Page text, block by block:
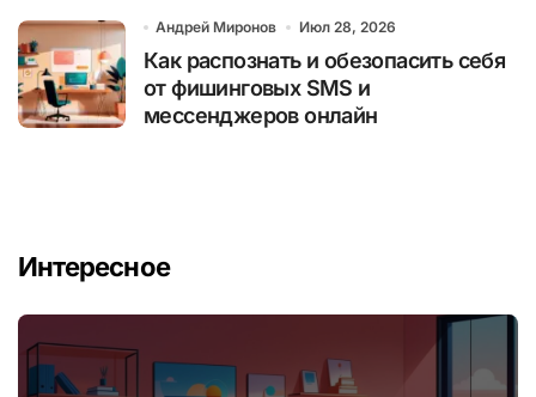
Андрей Миронов Июл 28, 2026
Как распознать и обезопасить себя
от фишинговых SMS и
мессенджеров онлайн
Интересное